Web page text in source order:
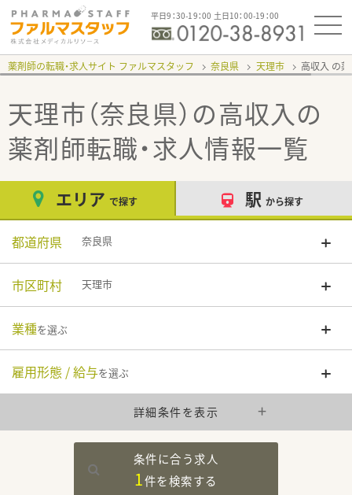
平日9：30-19：00 土日10：00-19：00
薬剤師の転職・求人サイト ファルマスタッフ 奈良県 天理市 高収入
天理市（奈良県）の高収入の
薬剤師転職・求人情報一覧
エリア で探す 駅 から探す
都道府県 奈良県
市区町村 天理市
業種を選ぶ
雇用形態 / 給与を選ぶ
詳細条件を表示
条件に合う求人
1件を検索する